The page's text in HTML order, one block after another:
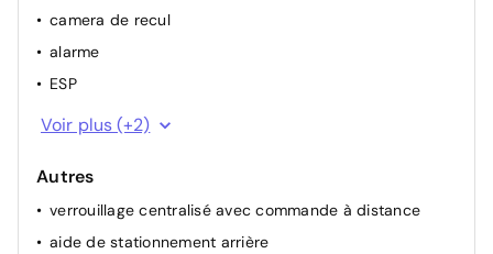
camera de recul
alarme
ESP
airbag passager
Voir plus (+2)
Autres
verrouillage centralisé avec commande à distance
aide de stationnement arrière